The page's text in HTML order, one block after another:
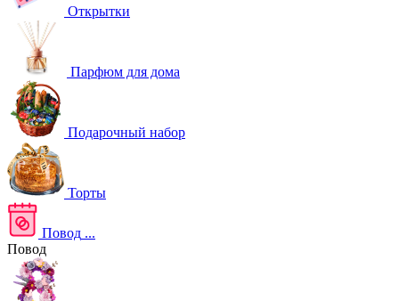
Открытки
Парфюм для дома
Подарочный набор
Торты
Повод ...
Повод